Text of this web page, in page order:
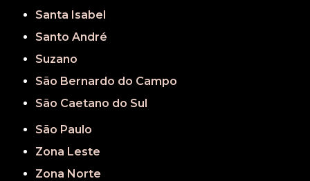
Santa Isabel
Santo André
Suzano
São Bernardo do Campo
São Caetano do Sul
São Paulo
Zona Leste
Zona Norte